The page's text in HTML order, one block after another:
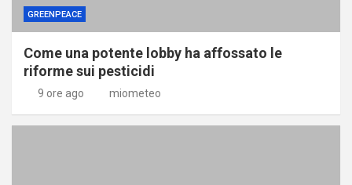
GREENPEACE
Come una potente lobby ha affossato le
riforme sui pesticidi
9 ore ago miometeo